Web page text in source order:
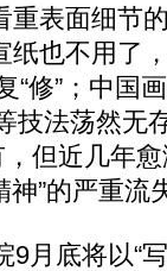
表面细节
也不用了
“修”；中国
等技法荡然
但近几年
神”的严重流
月底将以“